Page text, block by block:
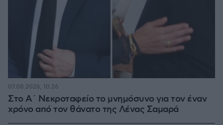
Στο Α΄ Νεκροταφείο το μνημόσυνο για τον έναν
χρόνο από τον θάνατο της Λένας Σαμαρά
07.08.2026, 10:26